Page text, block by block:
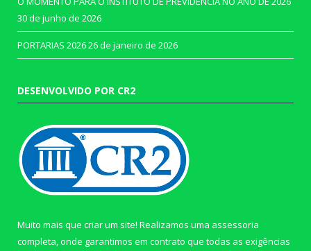
30 de junho de 2026
PORTARIAS 202626 de janeiro de 2026
DESENVOLVIDO POR CR2
Muito mais que criar um site! Realizamos uma assessoria
completa, onde garantimos em contrato que todas as exigências